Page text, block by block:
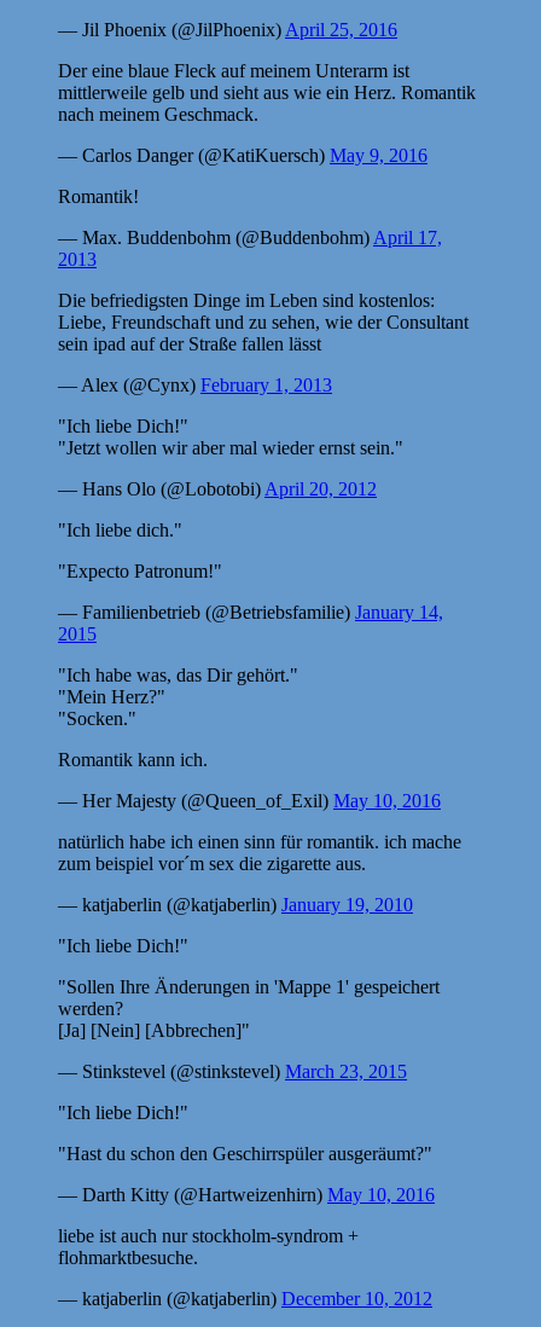
— Jil Phoenix (@JilPhoenix) April 25, 2016
Der eine blaue Fleck auf meinem Unterarm ist
mittlerweile gelb und sieht aus wie ein Herz. Romantik
nach meinem Geschmack.
— Carlos Danger (@KatiKuersch) May 9, 2016
Romantik!
— Max. Buddenbohm (@Buddenbohm) April 17,
2013
Die befriedigsten Dinge im Leben sind kostenlos:
Liebe, Freundschaft und zu sehen, wie der Consultant
sein ipad auf der Straße fallen lässt
— Alex (@Cynx) February 1, 2013
"Ich liebe Dich!"
"Jetzt wollen wir aber mal wieder ernst sein."
— Hans Olo (@Lobotobi) April 20, 2012
"Ich liebe dich."
"Expecto Patronum!"
— Familienbetrieb (@Betriebsfamilie) January 14,
2015
"Ich habe was, das Dir gehört."
"Mein Herz?"
"Socken."
Romantik kann ich.
— Her Majesty (@Queen_of_Exil) May 10, 2016
natürlich habe ich einen sinn für romantik. ich mache
zum beispiel vor´m sex die zigarette aus.
— katjaberlin (@katjaberlin) January 19, 2010
"Ich liebe Dich!"
"Sollen Ihre Änderungen in 'Mappe 1' gespeichert
werden?
[Ja] [Nein] [Abbrechen]"
— Stinkstevel (@stinkstevel) March 23, 2015
"Ich liebe Dich!"
"Hast du schon den Geschirrspüler ausgeräumt?"
— Darth Kitty (@Hartweizenhirn) May 10, 2016
liebe ist auch nur stockholm-syndrom +
flohmarktbesuche.
— katjaberlin (@katjaberlin) December 10, 2012